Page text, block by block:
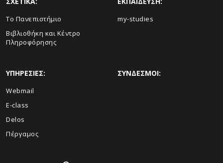
Το Πανεπιστήμιο
Βιβλιοθήκη και Κέντρο
Πληροφόρησης
my-studies
ΥΠΗΡΕΣΙΕΣ:
Webmail
E-class
Delos
Πέργαμος
ΣΥΝΔΕΣΜΟΙ: